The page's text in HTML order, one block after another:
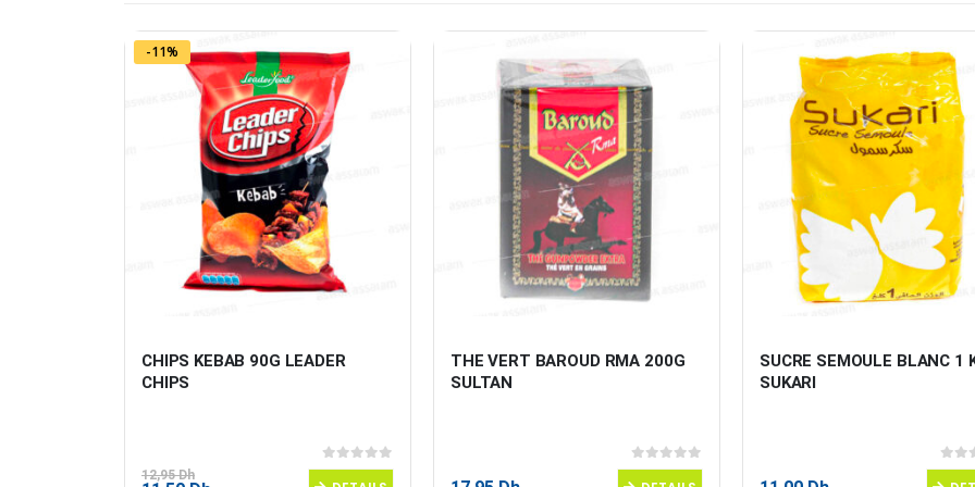
-11%
CHIPS KEBAB 90G LEADER
CHIPS
0sur 5
12,95Dh
THE VERT BAROUD RMA 200G
SULTAN
0sur 5
SUCRE SEMOULE BLANC 1
SUKARI
0sur